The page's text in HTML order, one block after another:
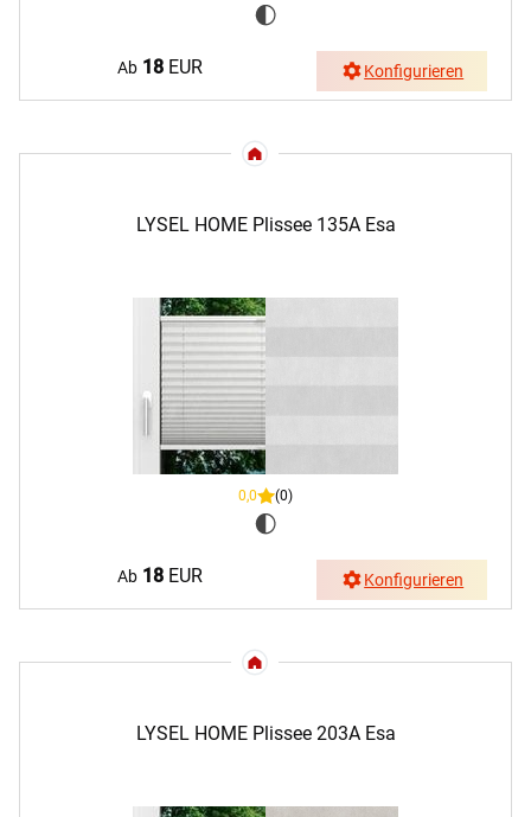
Ab 18 EUR Konfigurieren
LYSEL HOME Plissee 135A Esa
0,0 (0)
Ab 18 EUR Konfigurieren
LYSEL HOME Plissee 203A Esa